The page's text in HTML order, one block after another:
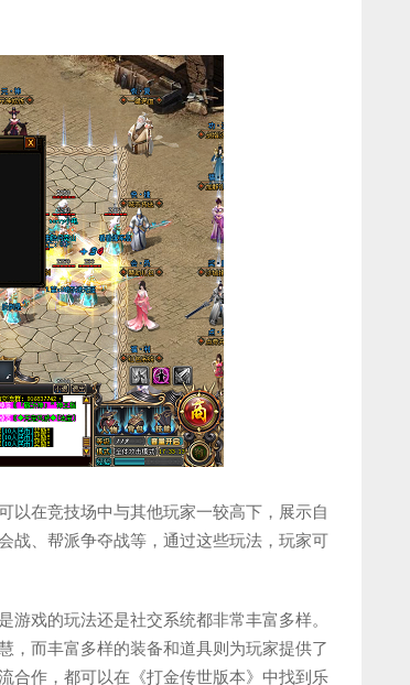
以在竞技场中与其他玩家一较高下，展示自
战、帮派争夺战等，通过这些玩法，玩家可
游戏的玩法还是社交系统都非常丰富多样。
，而丰富多样的装备和道具则为玩家提供了
合作，都可以在《打金传世版本》中找到乐